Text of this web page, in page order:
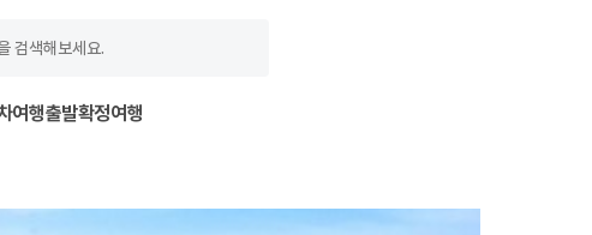
여행출발확정여행